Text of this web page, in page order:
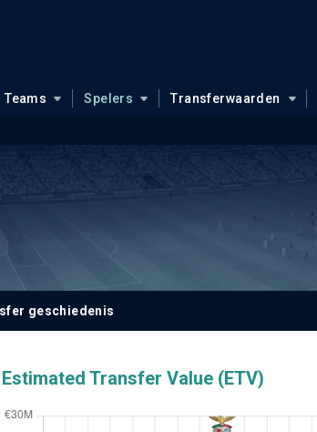
Teams Spelers Transferwaarden
geschiedenis
Estimated Transfer Value (ETV)